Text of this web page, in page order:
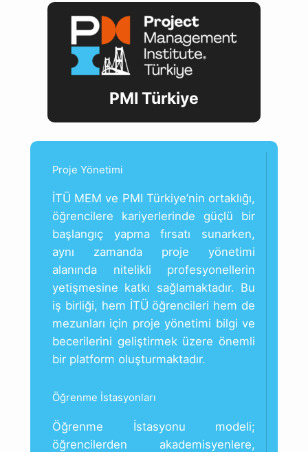
PMI Türkiye
Proje Yönetimi
İTÜ MEM ve PMI Türkiye’nin ortaklığı,
öğrencilere kariyerlerinde güçlü bir
başlangıç yapma fırsatı sunarken,
aynı zamanda proje yönetimi
alanında nitelikli profesyonellerin
yetişmesine katkı sağlamaktadır. Bu
iş birliği, hem İTÜ öğrencileri hem de
mezunları için proje yönetimi bilgi ve
becerilerini geliştirmek üzere önemli
bir platform oluşturmaktadır.
Öğrenme İstasyonları
Öğrenme İstasyonu modeli;
öğrencilerden akademisyenlere,